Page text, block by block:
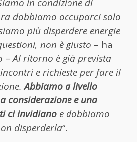
in condizione di
dobbiamo occuparci solo
più disperdere energie
non è giusto – ha
–Al ritorno è già prevista
e richieste per fare il
Abbiamo a livello
considerazione e una
ci invidiano e dobbiamo
disperderla“.